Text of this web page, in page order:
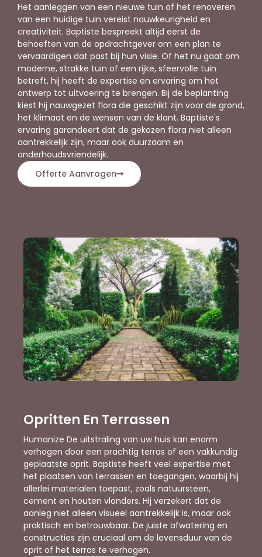
Het aanleggen van een nieuwe tuin of het renoveren
van een huidige tuin vereist nauwkeurigheid en
creativiteit. Baptiste bespreekt altijd eerst de
behoeften van de opdrachtgever om een plan te
vervaardigen dat past bij hun visie. Of het nu gaat om
moderne, strakke tuin of een rijke, sfeervolle tuin
betreft, hij heeft de expertise en ervaring om het
ontwerp tot uitvoering te brengen. Bij de beplanting
kiest hij nauwgezet flora die geschikt zijn voor de grond,
het klimaat en de wensen van de klant. Baptiste's
ervaring garandeert dat de gekozen flora niet alleen
aantrekkelijk zijn, maar ook duurzaam en
onderhoudsvriendelijk.
Offerte Aanvragen
Opritten En Terrassen
Humanize De uitstraling van uw huis kan enorm
verhogen door een prachtig terras of een vakkundig
geplaatste oprit. Baptiste heeft veel expertise met
het plaatsen van terrassen en toegangen, waarbij hij
allerlei materialen toepast, zoals natuursteen,
cement en houten vlonders. Hij verzekert dat de
aanleg niet alleen visueel aantrekkelijk is, maar ook
praktisch en betrouwbaar. De juiste afwatering en
constructies zijn cruciaal om de levensduur van de
oprit of het terras te verhogen.